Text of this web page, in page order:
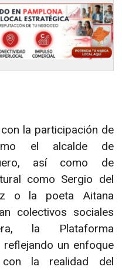
la participación de
el alcalde de
así como de
como Sergio del
o la poeta Aitana
colectivos sociales
la Plataforma
un enfoque
la realidad del